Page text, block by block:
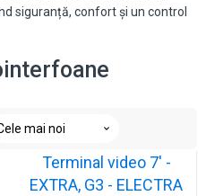
siguranță, confort și un control
Terminal video 7' -
EXTRA, G3 - ELECTRA